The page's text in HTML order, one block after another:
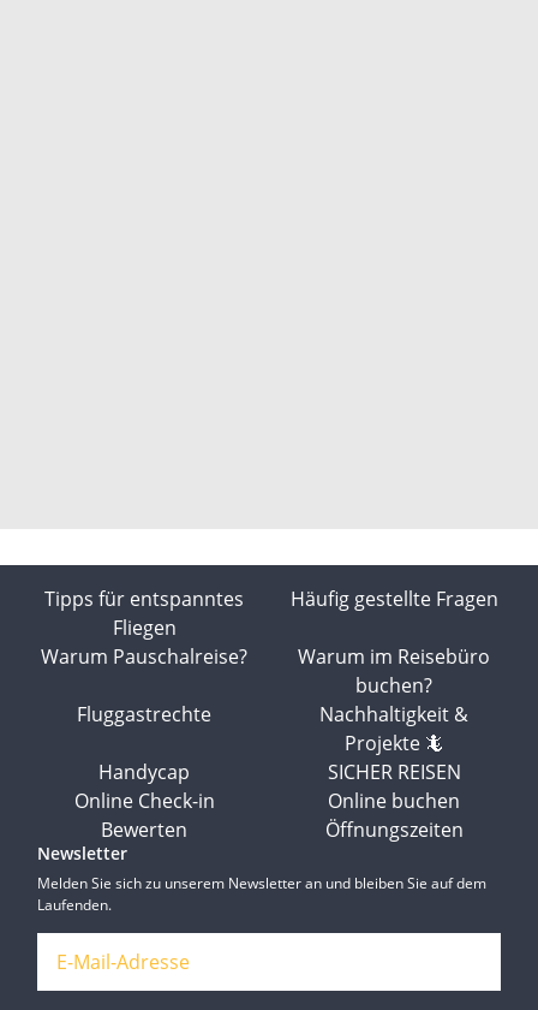
Tipps für entspanntes
Fliegen
Häufig gestellte Fragen
Warum Pauschalreise?
Warum im Reisebüro
buchen?
Fluggastrechte
Nachhaltigkeit &
Projekte 🦎
Handycap
SICHER REISEN
Online Check-in
Online buchen
Bewerten
Öffnungszeiten
Newsletter
Melden Sie sich zu unserem Newsletter an und bleiben Sie auf dem
Laufenden.